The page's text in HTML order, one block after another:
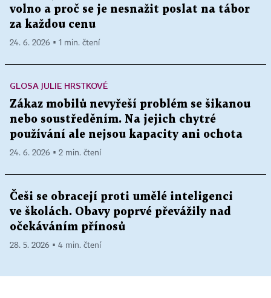
volno a proč se je nesnažit poslat na tábor
za každou cenu
24. 6. 2026 ▪ 1 min. čtení
GLOSA JULIE HRSTKOVÉ
Zákaz mobilů nevyřeší problém se šikanou
nebo soustředěním. Na jejich chytré
používání ale nejsou kapacity ani ochota
24. 6. 2026 ▪ 2 min. čtení
Češi se obracejí proti umělé inteligenci
ve školách. Obavy poprvé převážily nad
očekáváním přínosů
28. 5. 2026 ▪ 4 min. čtení